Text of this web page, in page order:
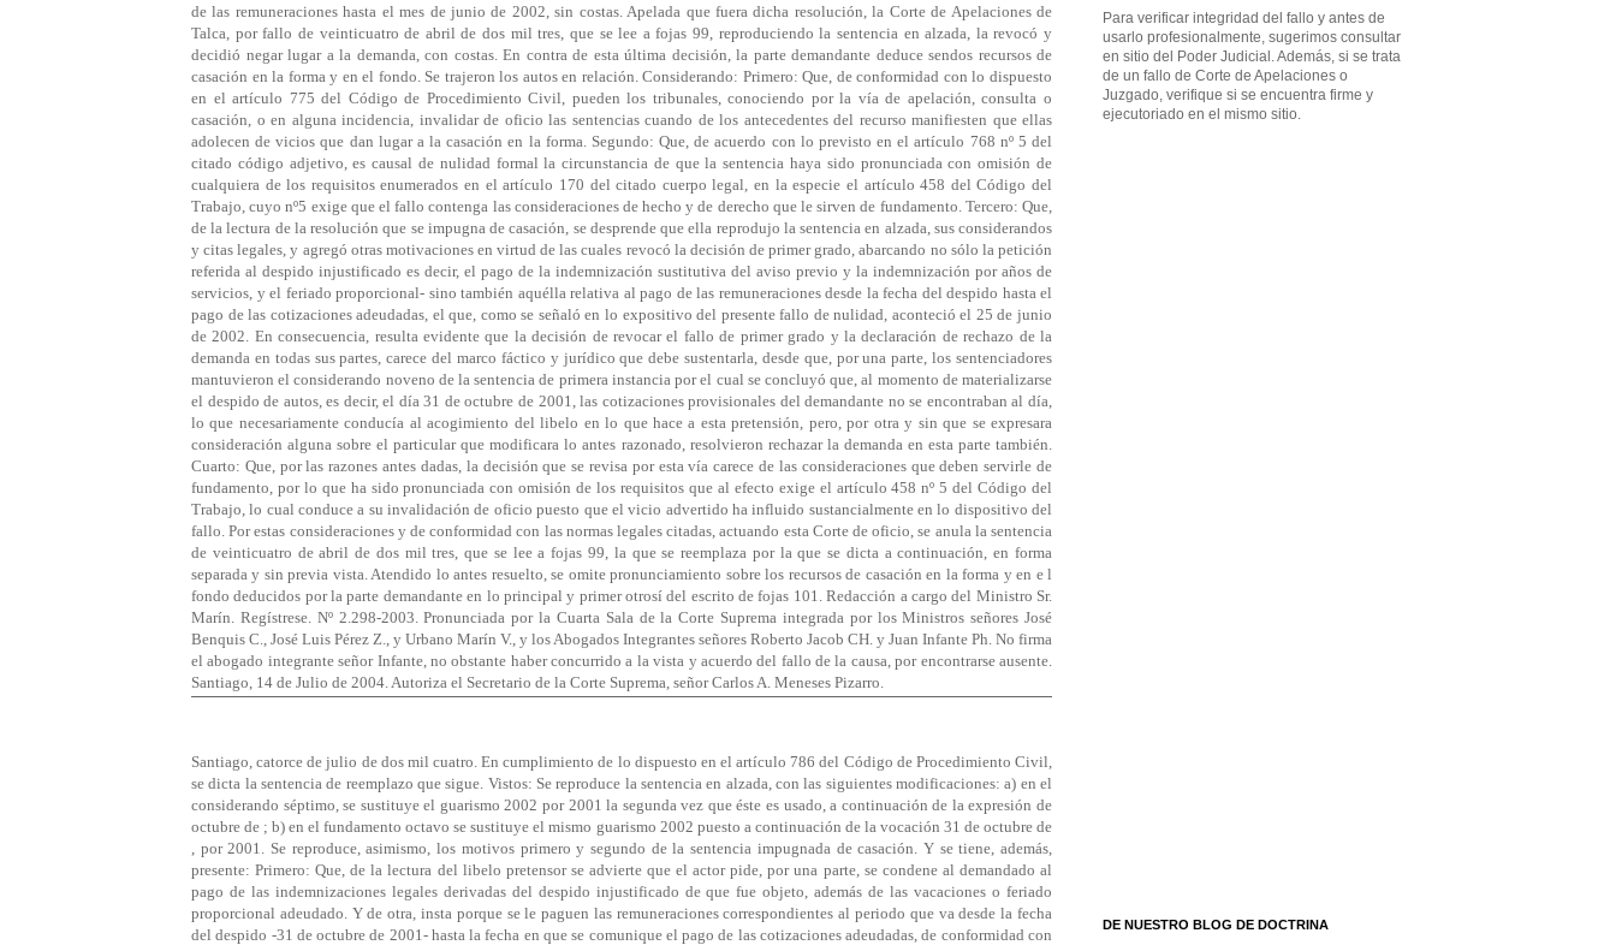
de las remuneraciones hasta el mes de junio de 2002, sin costas. Apelada que fuera dicha resolución, la Corte de Apelaciones de
Talca, por fallo de veinticuatro de abril de dos mil tres, que se lee a fojas 99, reproduciendo la sentencia en alzada, la revocó y
decidió negar lugar a la demanda, con costas. En contra de esta última decisión, la parte demandante deduce sendos recursos de
casación en la forma y en el fondo. Se trajeron los autos en relación. Considerando: Primero: Que, de conformidad con lo dispuesto
en el artículo 775 del Código de Procedimiento Civil, pueden los tribunales, conociendo por la vía de apelación, consulta o
casación, o en alguna incidencia, invalidar de oficio las sentencias cuando de los antecedentes del recurso manifiesten que ellas
adolecen de vicios que dan lugar a la casación en la forma. Segundo: Que, de acuerdo con lo previsto en el artículo 768 nº 5 del
citado código adjetivo, es causal de nulidad formal la circunstancia de que la sentencia haya sido pronunciada con omisión de
cualquiera de los requisitos enumerados en el artículo 170 del citado cuerpo legal, en la especie el artículo 458 del Código del
Trabajo, cuyo nº5 exige que el fallo contenga las consideraciones de hecho y de derecho que le sirven de fundamento. Tercero: Que,
de la lectura de la resolución que se impugna de casación, se desprende que ella reprodujo la sentencia en alzada, sus considerandos
y citas legales, y agregó otras motivaciones en virtud de las cuales revocó la decisión de primer grado, abarcando no sólo la petición
referida al despido injustificado es decir, el pago de la indemnización sustitutiva del aviso previo y la indemnización por años de
servicios, y el feriado proporcional- sino también aquélla relativa al pago de las remuneraciones desde la fecha del despido hasta el
pago de las cotizaciones adeudadas, el que, como se señaló en lo expositivo del presente fallo de nulidad, aconteció el 25 de junio
de 2002. En consecuencia, resulta evidente que la decisión de revocar el fallo de primer grado y la declaración de rechazo de la
demanda en todas sus partes, carece del marco fáctico y jurídico que debe sustentarla, desde que, por una parte, los sentenciadores
mantuvieron el considerando noveno de la sentencia de primera instancia por el cual se concluyó que, al momento de materializarse
el despido de autos, es decir, el día 31 de octubre de 2001, las cotizaciones provisionales del demandante no se encontraban al día,
lo que necesariamente conducía al acogimiento del libelo en lo que hace a esta pretensión, pero, por otra y sin que se expresara
consideración alguna sobre el particular que modificara lo antes razonado, resolvieron rechazar la demanda en esta parte también.
Cuarto: Que, por las razones antes dadas, la decisión que se revisa por esta vía carece de las consideraciones que deben servirle de
fundamento, por lo que ha sido pronunciada con omisión de los requisitos que al efecto exige el artículo 458 nº 5 del Código del
Trabajo, lo cual conduce a su invalidación de oficio puesto que el vicio advertido ha influido sustancialmente en lo dispositivo del
fallo. Por estas consideraciones y de conformidad con las normas legales citadas, actuando esta Corte de oficio, se anula la sentencia
de veinticuatro de abril de dos mil tres, que se lee a fojas 99, la que se reemplaza por la que se dicta a continuación, en forma
separada y sin previa vista. Atendido lo antes resuelto, se omite pronunciamiento sobre los recursos de casación en la forma y en e l
fondo deducidos por la parte demandante en lo principal y primer otrosí del escrito de fojas 101. Redacción a cargo del Ministro Sr.
Marín. Regístrese. Nº 2.298-2003. Pronunciada por la Cuarta Sala de la Corte Suprema integrada por los Ministros señores José
Benquis C., José Luis Pérez Z., y Urbano Marín V., y los Abogados Integrantes señores Roberto Jacob CH. y Juan Infante Ph. No firma
el abogado integrante señor Infante, no obstante haber concurrido a la vista y acuerdo del fallo de la causa, por encontrarse ausente.
Santiago, 14 de Julio de 2004. Autoriza el Secretario de la Corte Suprema, señor Carlos A. Meneses Pizarro.
Santiago, catorce de julio de dos mil cuatro. En cumplimiento de lo dispuesto en el artículo 786 del Código de Procedimiento Civil,
se dicta la sentencia de reemplazo que sigue. Vistos: Se reproduce la sentencia en alzada, con las siguientes modificaciones: a) en el
considerando séptimo, se sustituye el guarismo 2002 por 2001 la segunda vez que éste es usado, a continuación de la expresión de
octubre de ; b) en el fundamento octavo se sustituye el mismo guarismo 2002 puesto a continuación de la vocación 31 de octubre de
, por 2001. Se reproduce, asimismo, los motivos primero y segundo de la sentencia impugnada de casación. Y se tiene, además,
presente: Primero: Que, de la lectura del libelo pretensor se advierte que el actor pide, por una parte, se condene al demandado al
pago de las indemnizaciones legales derivadas del despido injustificado de que fue objeto, además de las vacaciones o feriado
proporcional adeudado. Y de otra, insta porque se le paguen las remuneraciones correspondientes al periodo que va desde la fecha
del despido -31 de octubre de 2001- hasta la fecha en que se comunique el pago de las cotizaciones adeudadas, de conformidad con
Para verificar integridad del fallo y antes de
usarlo profesionalmente, sugerimos consultar
en sitio del Poder Judicial. Además, si se trata
de un fallo de Corte de Apelaciones o
Juzgado, verifique si se encuentra firme y
ejecutoriado en el mismo sitio.
DE NUESTRO BLOG DE DOCTRINA